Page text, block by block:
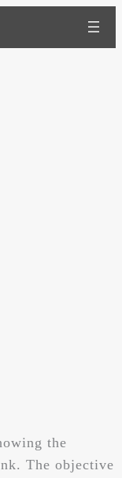
the
The objective